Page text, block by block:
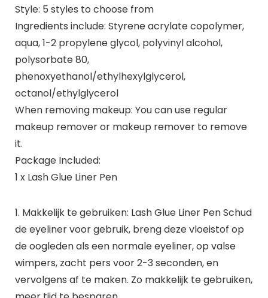
Style: 5 styles to choose from
Ingredients include: Styrene acrylate copolymer,
aqua, 1-2 propylene glycol, polyvinyl alcohol,
polysorbate 80,
phenoxyethanol/ethylhexylglycerol,
octanol/ethylglycerol
When removing makeup: You can use regular
makeup remover or makeup remover to remove
it.
Package Included:
1 x Lash Glue Liner Pen
1. Makkelijk te gebruiken: Lash Glue Liner Pen Schud
de eyeliner voor gebruik, breng deze vloeistof op
de oogleden als een normale eyeliner, op valse
wimpers, zacht pers voor 2-3 seconden, en
vervolgens af te maken. Zo makkelijk te gebruiken,